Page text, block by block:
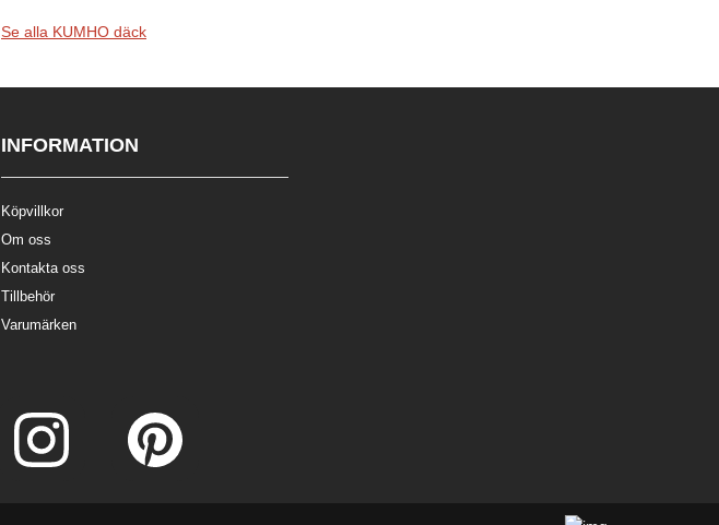
Se alla KUMHO däck
INFORMATION
Köpvillkor
Om oss
Kontakta oss
Tillbehör
Varumärken